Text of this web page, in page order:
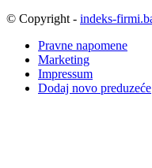
© Copyright - indeks-
Pravne napomene
Marketing
Impressum
Dodaj novo preduzeće